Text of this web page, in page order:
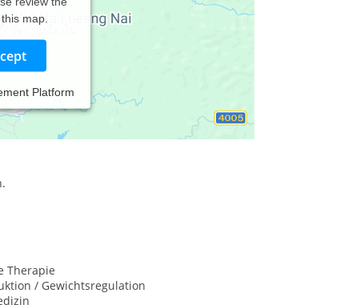
map.
Platform
Therapie - Ausleitung/ Entgiftung/
Kinder
Therapie
/ Gewichtsregulation